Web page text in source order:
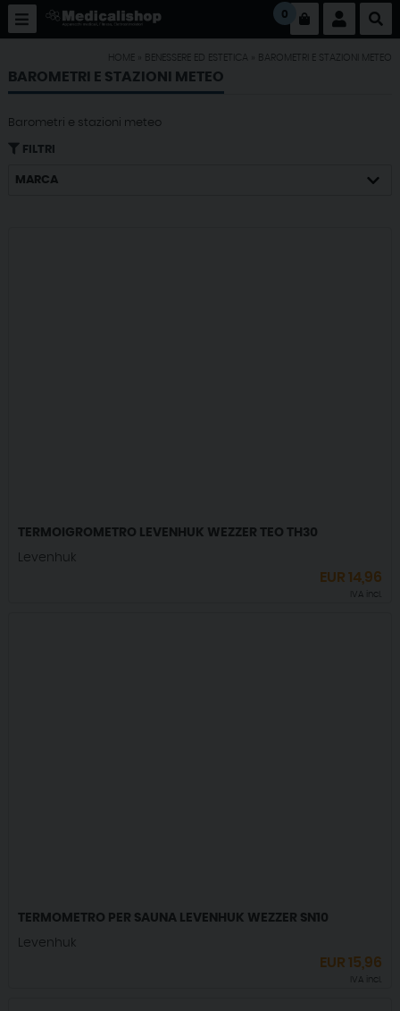
0
HOME BENESSERE ED ESTETICA BAROMETRI E STAZIONI METEO
BAROMETRI E STAZIONI METEO
Barometri e stazioni meteo
FILTRI
MARCA
TERMOIGROMETRO LEVENHUK WEZZER TEO TH30
Levenhuk
EUR14,96
IVA incl.
TERMOMETRO PER SAUNA LEVENHUK WEZZER SN10
Levenhuk
EUR15,96
IVA incl.